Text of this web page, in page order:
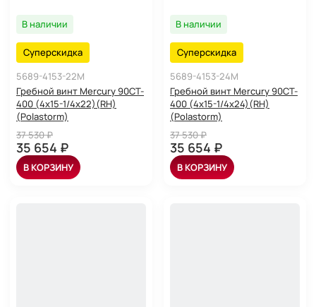
В наличии
Суперскидка
5689-4153-22M
Гребной винт Mercury 90CT-
400 (4x15-1/4x22)(RH)
(Polastorm)
37 530 ₽
35 654 ₽
В КОРЗИНУ
В наличии
Суперскидка
5689-4153-24M
Гребной винт Mercury 90CT-
400 (4x15-1/4x24)(RH)
(Polastorm)
37 530 ₽
35 654 ₽
В КОРЗИНУ